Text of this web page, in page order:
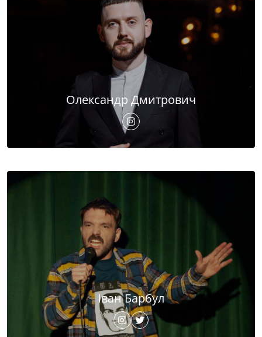
Олександр Дмитрович
Іван Барбул